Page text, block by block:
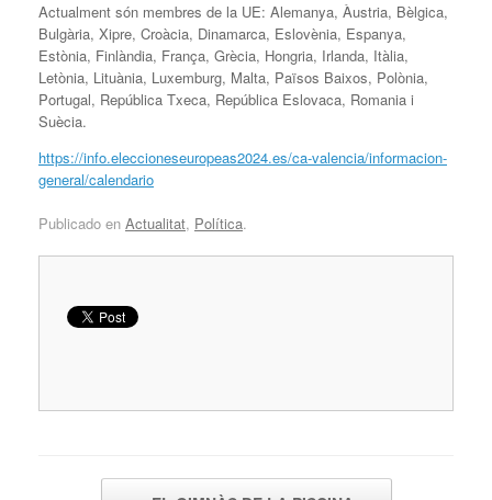
Actualment són membres de la UE: Alemanya, Àustria, Bèlgica,
Bulgària, Xipre, Croàcia, Dinamarca, Eslovènia, Espanya,
Estònia, Finlàndia, França, Grècia, Hongria, Irlanda, Itàlia,
Letònia, Lituània, Luxemburg, Malta, Països Baixos, Polònia,
Portugal, República Txeca, República Eslovaca, Romania i
Suècia.
https://info.eleccioneseuropeas2024.es/ca-valencia/informacion-
general/calendario
Publicado en Actualitat, Política.